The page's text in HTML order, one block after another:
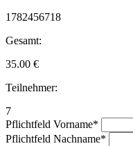
1782456718
Gesamt:
35.00 €
Teilnehmer:
7
Pflichtfeld Vorname*
Pflichtfeld Nachname*